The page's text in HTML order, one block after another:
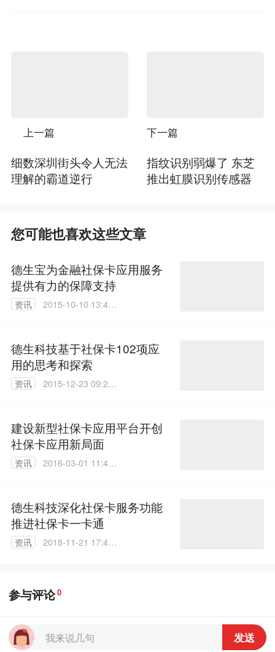
上一篇
细数深圳街头令人无法
理解的霸道逆行
下一篇
指纹识别弱爆了 东芝
推出虹膜识别传感器
您可能也喜欢这些文章
德生宝为金融社保卡应用服务
提供有力的保障支持
资讯
2015-10-10 13:43:
德生科技基于社保卡102项应
用的思考和探索
资讯
2015-12-23 09:24:
建设新型社保卡应用平台开创
社保卡应用新局面
资讯
2016-03-01 11:46:
德生科技深化社保卡服务功能
推进社保卡一卡通
资讯
2018-11-21 17:40:
参与评论0
发送